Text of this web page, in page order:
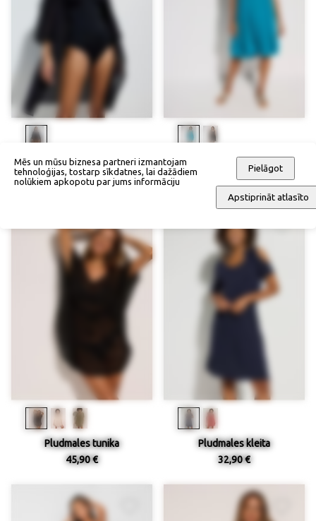
Pludmales kimono
44,90 €
Kleita
28,90 €
Pludmales tunika
45,90 €
Pludmales kleita
32,90 €
Mēs un mūsu biznesa partneri izmantojam
tehnoloģijas, tostarp sīkdatnes, lai dažādiem
nolūkiem apkopotu par jums informāciju
Pielāgot
Apstiprināt atlasīto